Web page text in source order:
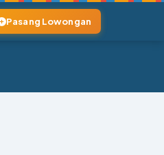
Pasang Lowongan